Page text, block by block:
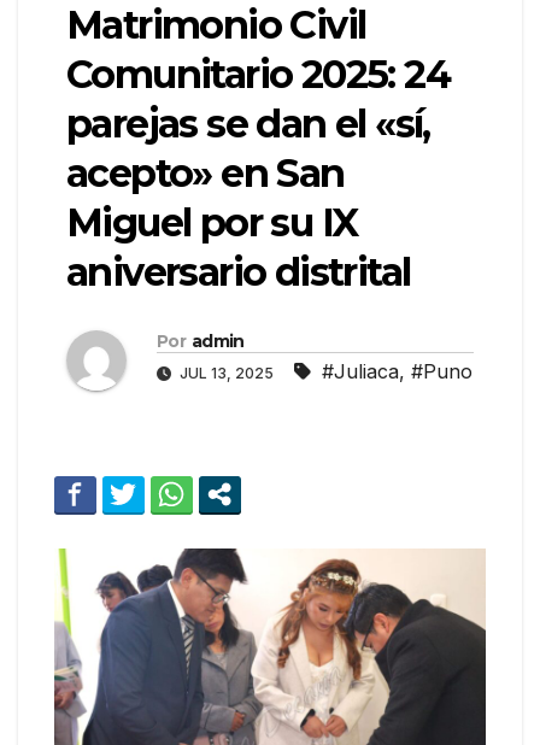
Matrimonio Civil
Comunitario 2025: 24
parejas se dan el «sí,
acepto» en San
Miguel por su IX
aniversario distrital
Por admin
JUL 13, 2025 #Juliaca, #Puno